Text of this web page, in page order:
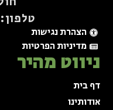
טלפון: 0546556016⁩
הצהרת נגישות
מדיניות הפרטיות
ניווט מהיר
דף בית
אודותינו